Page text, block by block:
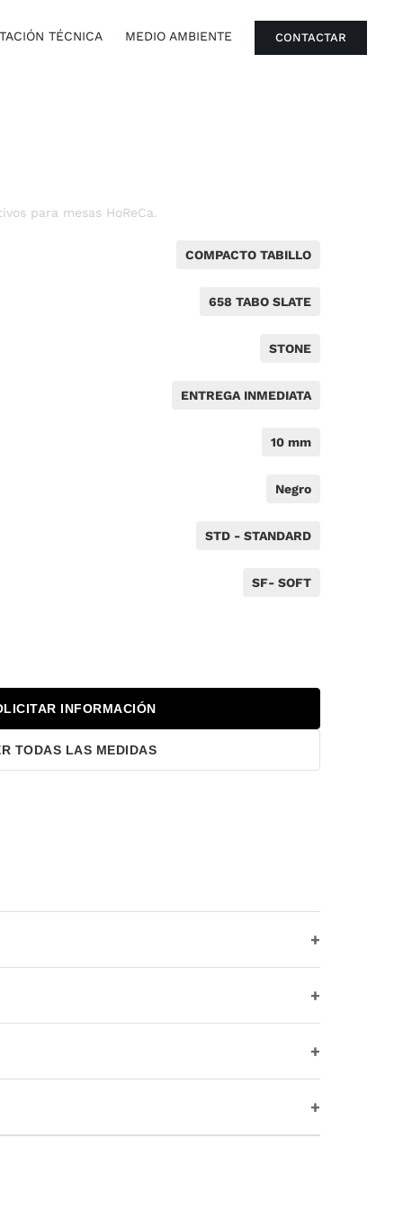
TÉCNICA MEDIO AMBIENTE CONTACTAR
para mesas HoReCa.
COMPACTO TABILLO
658 TABO SLATE
STONE
ENTREGA INMEDIATA
10 mm
Negro
STD - STANDARD
SF- SOFT
INFORMACIÓN
TODAS LAS MEDIDAS